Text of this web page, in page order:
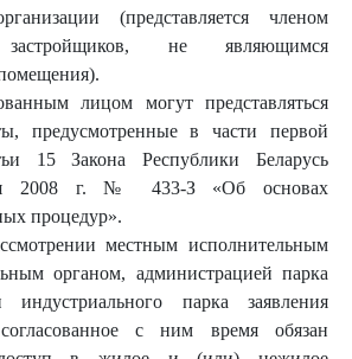
(представляется членом
застройщиков, не являющимся
лицом могут представляться
предусмотренные в части первой
15 Закона Республики Беларусь
2008 г. № 433-З «Об основах
процедур».
местным исполнительным
органом, администрацией парка
индустриального парка заявления
с ним время обязан